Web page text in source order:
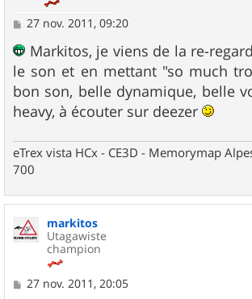
M
s
a
g
e
27 nov. 2011, 09:20
Markitos, je viens de la re-
le son et en mettant "so much
bon son, belle dynamique, belle
heavy, à écouter sur deezer
eTrex vista HCx - CE3D - Memorymap
700
markitos
Utagawiste
champion
M
27 nov. 2011, 20:05